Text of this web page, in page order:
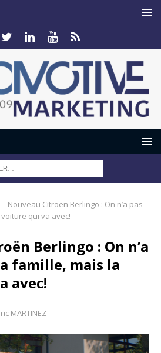
Nouveau Citroën Berlingo : On n’a pas
qui va avec!
Berlingo : On n’a
famille, mais la
avec!
MARTINEZ